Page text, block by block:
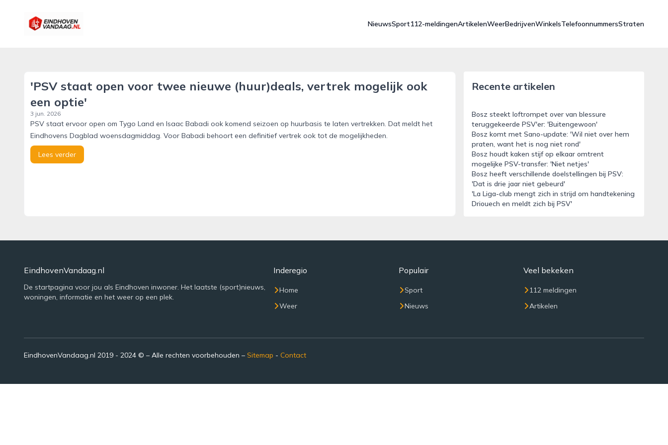
eindhovenvandaag.nl
NieuwsSport112-meldingenArtikelenWeerBedrijvenWinkelsTelefoonnummersStraten
'PSV staat open voor twee nieuwe (huur)deals, vertrek mogelijk ook
een optie'
3 jun. 2026
PSV staat ervoor open om Tygo Land en Isaac Babadi ook komend seizoen op huurbasis te laten vertrekken. Dat meldt het
Eindhovens Dagblad woensdagmiddag. Voor Babadi behoort een definitief vertrek ook tot de mogelijkheden.
Lees verder
Recente artikelen
Bosz steekt loftrompet over van blessure
teruggekeerde PSV'er: 'Buitengewoon'
Bosz komt met Sano-update: 'Wil niet over hem
praten, want het is nog niet rond'
Bosz houdt kaken stijf op elkaar omtrent
mogelijke PSV-transfer: 'Niet netjes'
Bosz heeft verschillende doelstellingen bij PSV:
'Dat is drie jaar niet gebeurd'
'La Liga-club mengt zich in strijd om handtekening
Driouech en meldt zich bij PSV'
EindhovenVandaag.nl
De startpagina voor jou als Eindhoven inwoner. Het laatste (sport)nieuws,
woningen, informatie en het weer op een plek.
Inderegio
Home
Weer
Populair
Sport
Nieuws
Veel bekeken
112 meldingen
Artikelen
EindhovenVandaag.nl 2019 - 2024 © – Alle rechten voorbehouden – Sitemap - Contact